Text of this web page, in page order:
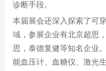
诊断手段。
本届展会还深入探索了可
域，参展企业有北京超思
思，泰德复健等知名企业
能血压计、血糖仪、激光